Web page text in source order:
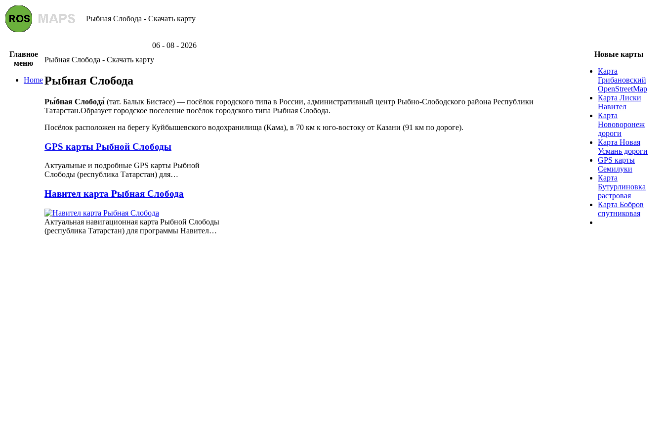
Рыбная Слобода - Скачать карту
06 - 08 - 2026
Главное
меню
Home
Рыбная Слобода - Скачать карту
Рыбная Слобода
Ры́бная Слобода́ (тат. Балык Бистәсе) — посёлок городского типа в России, административный центр Рыбно-Слободского района Республики
Татарстан.Образует городское поселение посёлок городского типа Рыбная Слобода.
Посёлок расположен на берегу Куйбышевского водохранилища (Кама), в 70 км к юго-востоку от Казани (91 км по дороге).
GPS карты Рыбной Слободы
Актуальные и подробные GPS карты Рыбной
Слободы (республика Татарстан) для…
Навител карта Рыбная Слобода
Актуальная навигационная карта Рыбной Слободы
(республика Татарстан) для программы Навител…
Новые карты
Карта
Грибановский
OpenStreetMap
Карта Лиски
Навител
Карта
Нововоронеж
дороги
Карта Новая
Усмань дороги
GPS карты
Семилуки
Карта
Бутурлиновка
растровая
Карта Бобров
спутниковая